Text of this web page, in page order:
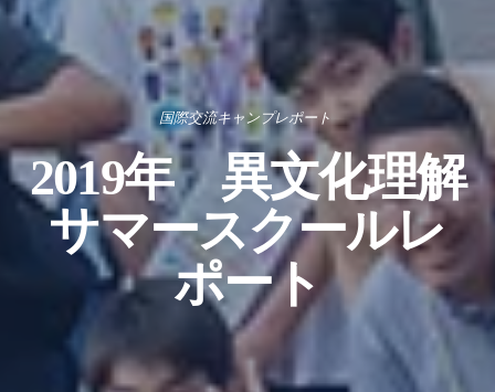
国際交流キャンプレポート
2019年 異文化理解
サマースクールレ
ポート